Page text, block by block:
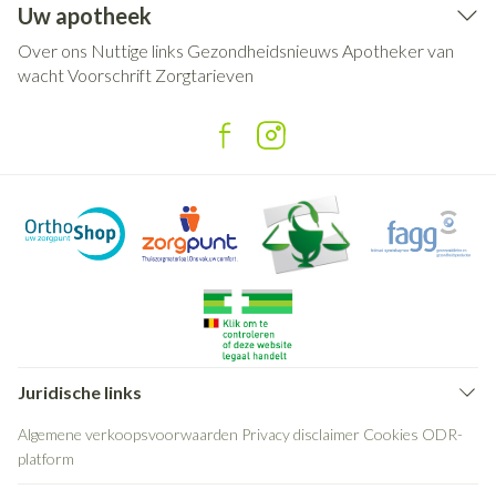
Uw apotheek
Over ons Nuttige links Gezondheidsnieuws Apotheker van
wachtVoorschrift Zorgtarieven
Juridische links
Algemene verkoopsvoorwaarden Privacy disclaimer Cookies ODR-
platform